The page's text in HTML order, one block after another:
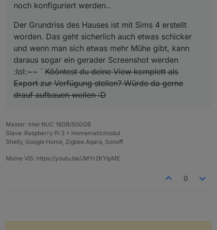
noch konfiguriert werden..
Der Grundriss des Hauses ist mit Sims 4 erstellt
worden. Das geht sicherlich auch etwas schicker
und wenn man sich etwas mehr Mühe gibt, kann
daraus sogar ein gerader Screenshot werden
:lol:~~ ` Kööntest du deine View komplett als
Export zur Verfügung stellen? Würde da gerne
drauf aufbauen wollen :D
Master: Intel NUC 16GB/500GB
Slave: Raspberry Pi 3 + Homematicmodul
Shelly, Google Home, Zigbee Aqara, Sonoff
Meine VIS: https://youtu.be/JMYr2KYlpME
0